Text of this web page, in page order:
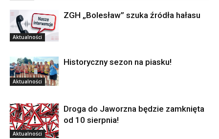
Aktualności
ZGH „Bolesław” szuka źródła hałasu
Aktualności
Historyczny sezon na piasku!
Aktualności
Droga do Jaworzna będzie zamknięta
od 10 sierpnia!